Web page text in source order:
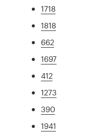
1718
1818
662
1697
412
1273
390
1941